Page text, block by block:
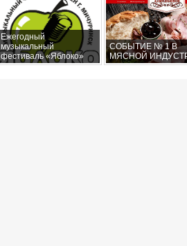
Ежегодный
музыкальный
фестиваль «Яблоко»
СОБЫТИЕ № 1 В
МЯСНОЙ